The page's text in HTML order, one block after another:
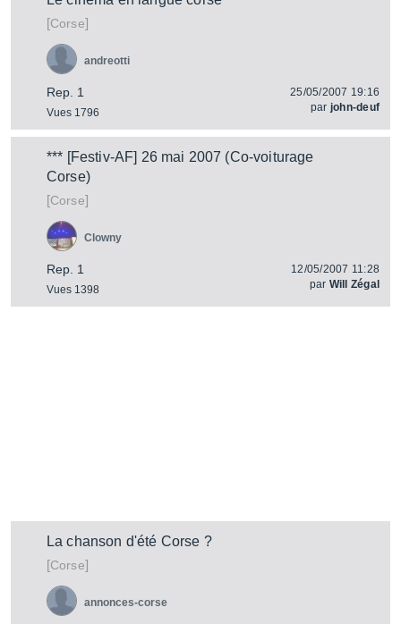
[Corse]
Rep. 1
Vues 1796
andreotti
25/05/2007 19:16
par john-deuf
*** [Festiv-AF] 26 mai 2007 (Co-voiturage
Corse)
[Corse]
Rep. 1
Vues 1398
Clowny
12/05/2007 11:28
par Will Zégal
La chanson d'été Corse ?
[Corse]
annonces-corse